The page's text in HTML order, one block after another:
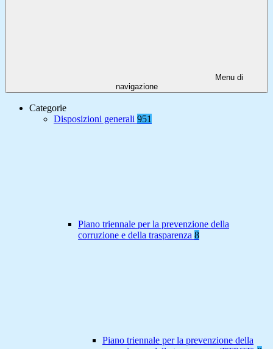
Menu di
navigazione
Categorie
Disposizioni generali 951
Piano triennale per la prevenzione della
corruzione e della trasparenza 8
Piano triennale per la prevenzione della